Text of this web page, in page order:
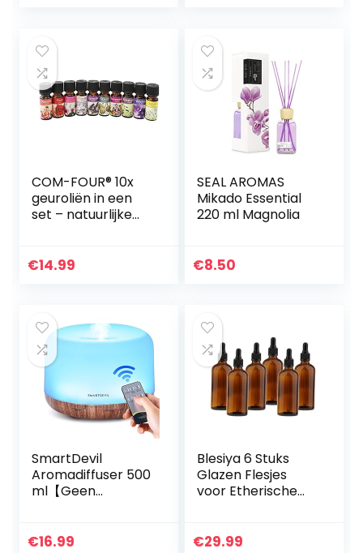
COM-FOUR® 10x
geuroliën in een
set – natuurlijke
geurverspreiders,
€14.99
SEAL AROMAS
Mikado Essential
220 ml Magnolia
€8.50
SmartDevil
Aromadiffuser 500
ml【Geen
luchtbevochtiger,
€16.99
Blesiya 6 Stuks
Glazen Flesjes
voor Etherische
Aromatische Olie
€29.99